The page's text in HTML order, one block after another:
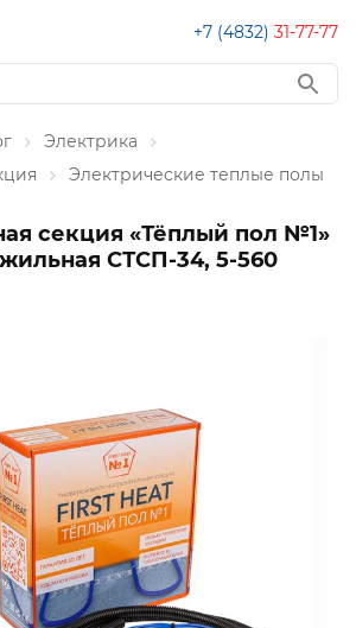
+7 (4832) 31-77-77
Электрика
Электрические теплые полы
секция «Тёплый пол №1»
СТСП-34, 5-560